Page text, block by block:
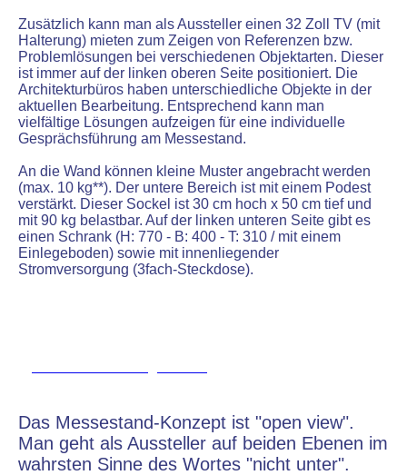
Zusätzlich kann man als Aussteller einen 32 Zoll TV (mit
Halterung) mieten zum Zeigen von Referenzen bzw.
Problemlösungen bei verschiedenen Objektarten. Dieser
ist immer auf der linken oberen Seite positioniert. Die
Architekturbüros haben unterschiedliche Objekte in der
aktuellen Bearbeitung. Entsprechend kann man
vielfältige Lösungen aufzeigen für eine individuelle
Gesprächsführung am Messestand.
An die Wand können kleine Muster angebracht werden
(max. 10 kg**). Der untere Bereich ist mit einem Podest
verstärkt. Dieser Sockel ist 30 cm hoch x 50 cm tief und
mit 90 kg belastbar. Auf der linken unteren Seite gibt es
einen Schrank (H: 770 - B: 400 - T: 310 / mit einem
Einlegeboden) sowie mit innenliegender
Stromversorgung (3fach-Steckdose).
Das Messestand-Konzept ist "open view".
Man geht als Aussteller auf beiden Ebenen im
wahrsten Sinne des Wortes "nicht unter".